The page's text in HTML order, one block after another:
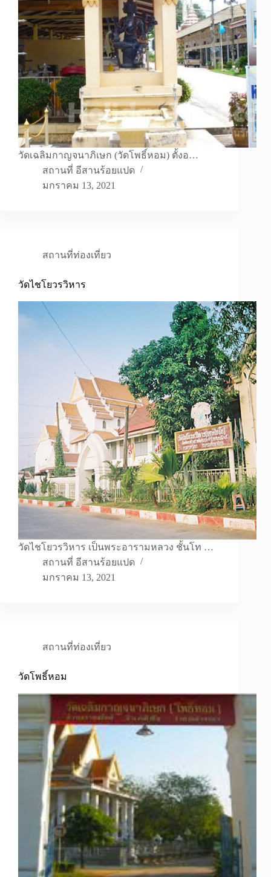
วัดเฉลิมกาญจนาภิเษก (วัดโพธิ์หอม) ตั้งอ…
สถานที่ อีสานร้อยแปด
มกราคม 13, 2021
สถานที่ท่องเที่ยว
วัดไชโยวรวิหาร
วัดไชโยวรวิหาร เป็นพระอารามหลวง ชั้นโท …
สถานที่ อีสานร้อยแปด
มกราคม 13, 2021
สถานที่ท่องเที่ยว
วัดโพธิ์หอม